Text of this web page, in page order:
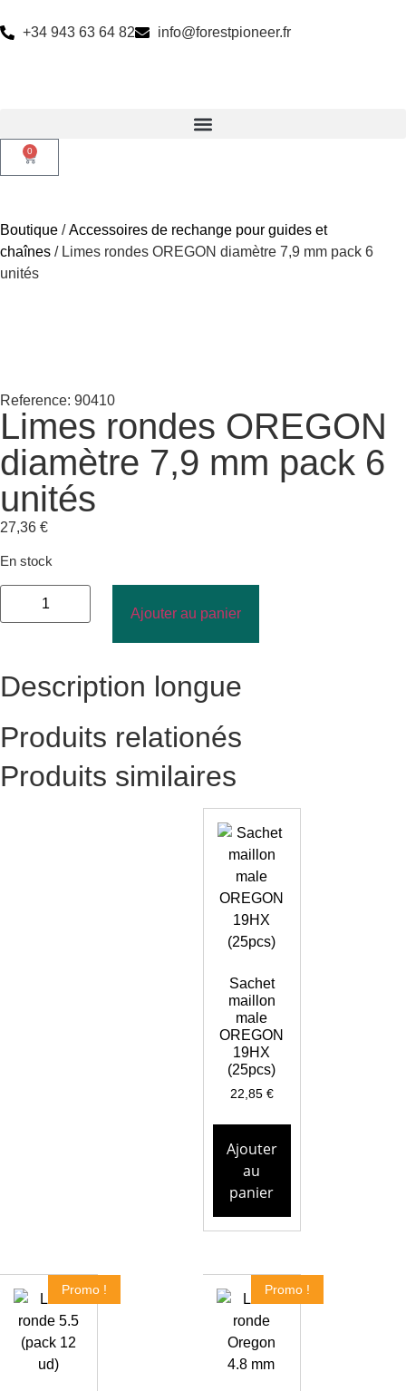
+34 943 63 64 82 info@forestpioneer.fr
0
Boutique /Accessoires de rechange pour guides et
chaînes / Limes rondes OREGON diamètre 7,9 mm pack 6
unités
Reference: 90410
Limes rondes OREGON
diamètre 7,9 mm pack 6
unités
27,36 €
En stock
Ajouter au panier
Description longue
Produits relationés
Produits similaires
Sachet
maillon
male
OREGON
19HX
(25pcs)
22,85 €
Ajouter
au
panier
Promo ! Promo !